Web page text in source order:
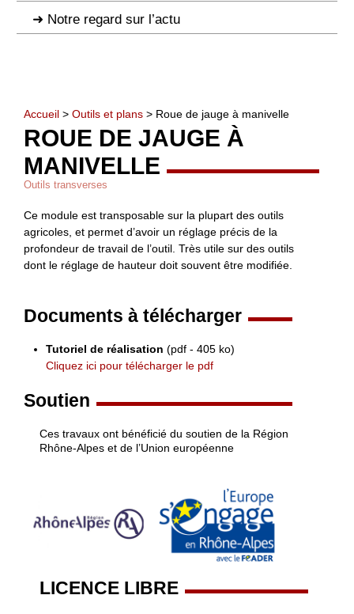
Notre regard sur l’actu
Accueil > Outils et plans > Roue de jauge à manivelle
ROUE DE JAUGE À
MANIVELLE
Outils transverses
Ce module est transposable sur la plupart des outils
agricoles, et permet d’avoir un réglage précis de la
profondeur de travail de l’outil. Très utile sur des outils
dont le réglage de hauteur doit souvent être modifiée.
Documents à télécharger
Tutoriel de réalisation (pdf - 405 ko)
Cliquez ici pour télécharger le pdf
Soutien
Ces travaux ont bénéficié du soutien de la Région
Rhône-Alpes et de l’Union européenne
LICENCE LIBRE